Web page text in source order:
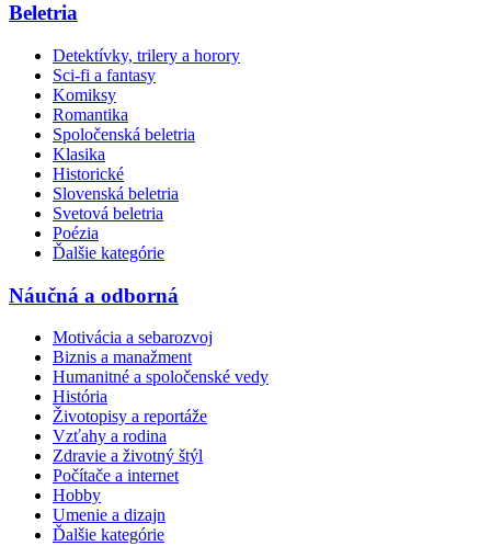
Beletria
Detektívky, trilery a horory
Sci-fi a fantasy
Komiksy
Romantika
Spoločenská beletria
Klasika
Historické
Slovenská beletria
Svetová beletria
Poézia
Ďalšie kategórie
Náučná a odborná
Motivácia a sebarozvoj
Biznis a manažment
Humanitné a spoločenské vedy
História
Životopisy a reportáže
Vzťahy a rodina
Zdravie a životný štýl
Počítače a internet
Hobby
Umenie a dizajn
Ďalšie kategórie